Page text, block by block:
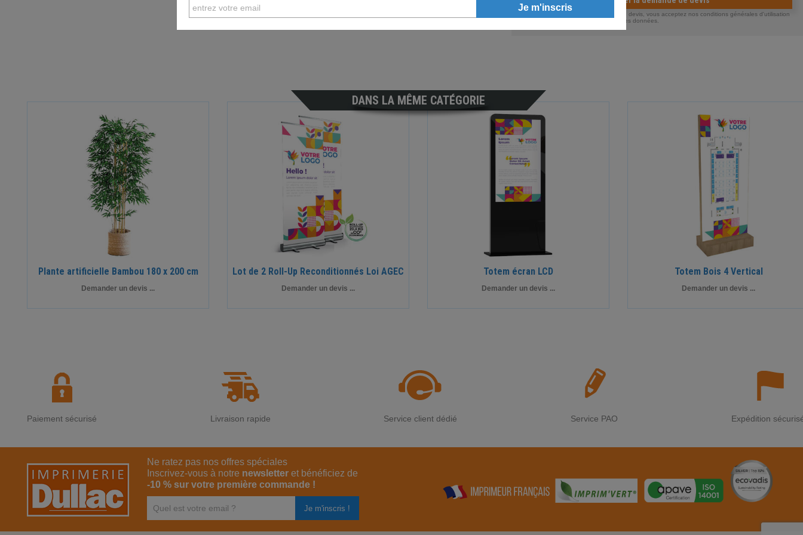
En nous envoyant votre demande de devis, vous acceptez nos conditions générales d'utilisation
et notre politique de confidentialité des données.
DANS LA MÊME CATÉGORIE
Plante artificielle Bambou 180 x 200 cm
Demander un devis ...
Lot de 2 Roll-Up Reconditionnés Loi AGEC
Demander un devis ...
Totem écran LCD
Demander un devis ...
Totem Bois 4 Vertical
Demander un devis ...
Paiement sécurisé Livraison rapide Service client dédié Service PAO Expédition
Ne ratez pas nos offres spéciales
Inscrivez-vous à notre newsletter et bénéficiez de
-10 % sur votre première commande !